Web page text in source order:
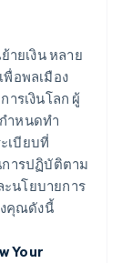
ายเงิน หลาย
อพลเมือง
รเงินโลก ผู้
ำหนดทำ
เบียบที่
ารปฏิบัติตาม
นโยบายการ
คุณดังนี้
Your